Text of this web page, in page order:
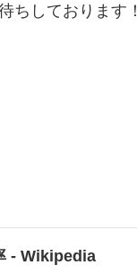
ちしております！
- Wikipedia